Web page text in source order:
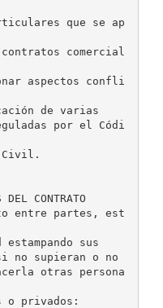
que se ap
comercial
aspectos confli
de varias
por el Códi
Civil.
CONTRATO
entre partes, est
sus
no supieran o no
otras persona
o privados: